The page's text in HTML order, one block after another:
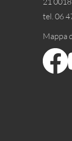
tel. 06
Mappa